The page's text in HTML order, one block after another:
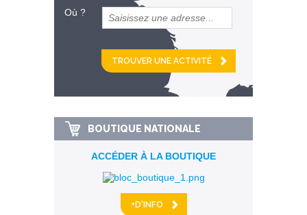
Où ?
et
km alentour
BOUTIQUE NATIONALE
ACCÉDER À LA BOUTIQUE
+D'INFO